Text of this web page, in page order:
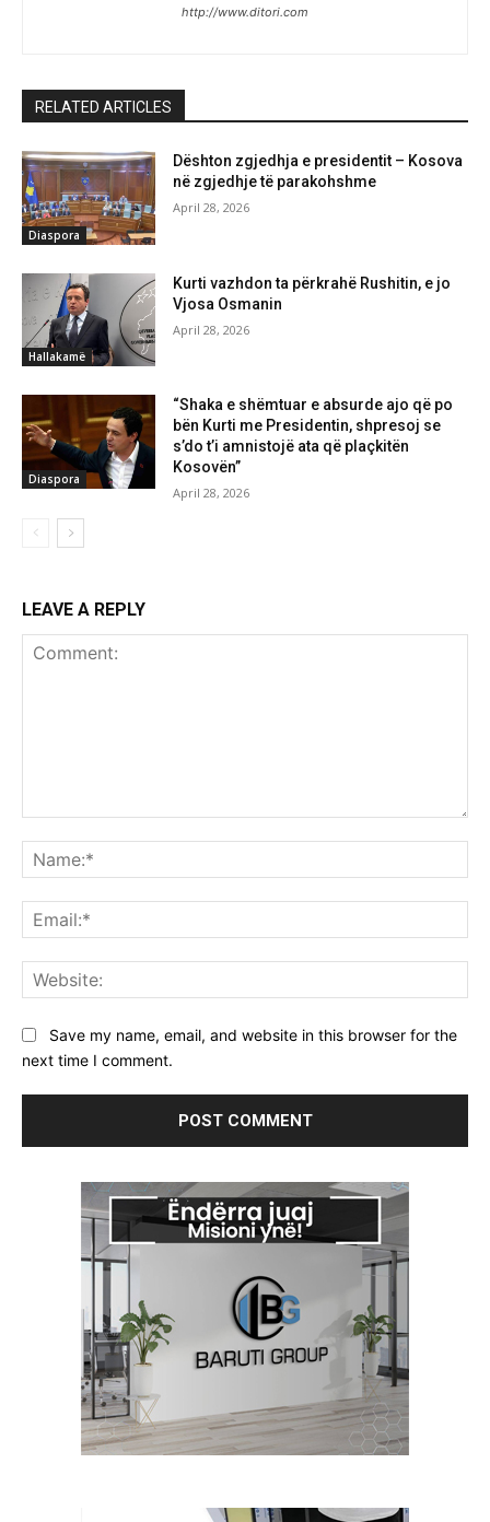
http://www.ditori.com
RELATED ARTICLES
Diaspora
Dështon zgjedhja e presidentit – Kosova
në zgjedhje të parakohshme
April 28, 2026
Hallakamë
Kurti vazhdon ta përkrahë Rushitin, e jo
Vjosa Osmanin
April 28, 2026
Diaspora
“Shaka e shëmtuar e absurde ajo që po
bën Kurti me Presidentin, shpresoj se
s’do t’i amnistojë ata që plaçkitën
Kosovën”
April 28, 2026
LEAVE A REPLY
Save my name, email, and website in this browser for the
next time I comment.